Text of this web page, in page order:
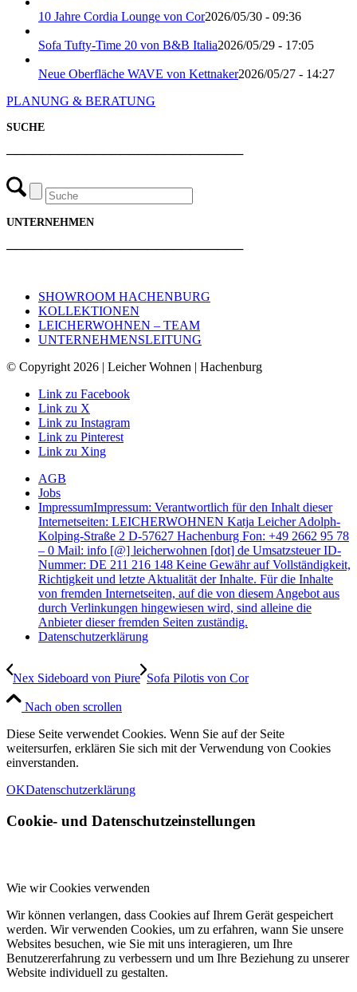
10 Jahre Cordia Lounge von Cor2026/05/30 - 09:36
Sofa Tufty-Time 20 von B&B Italia2026/05/29 - 17:05
Neue Oberfläche WAVE von Kettnaker2026/05/27 - 14:27
PLANUNG & BERATUNG
SUCHE
───────────────────────────
UNTERNEHMEN
───────────────────────────
SHOWROOM HACHENBURG
KOLLEKTIONEN
LEICHERWOHNEN – TEAM
UNTERNEHMENSLEITUNG
© Copyright 2026 | Leicher Wohnen | Hachenburg
Link zu Facebook
Link zu X
Link zu Instagram
Link zu Pinterest
Link zu Xing
AGB
Jobs
ImpressumImpressum: Verantwortlich für den Inhalt dieser
Internetseiten: LEICHERWOHNEN Katja Leicher Adolph-
Kolping-Straße 2 D-57627 Hachenburg Fon: +49 2662 95 78
– 0 Mail: info [@] leicherwohnen [dot] de Umsatzsteuer ID-
Nummer: DE 211 216 148 Keine Gewähr auf Vollständigkeit,
Richtigkeit und letzte Aktualität der Inhalte. Für die Inhalte
von fremden Internetseiten, auf die von diesem Angebot aus
durch Verlinkungen hingewiesen wird, sind alleine die
Anbieter dieser fremden Seiten zuständig.
Datenschutzerklärung
Nex Sideboard von Piure Sofa Pilotis von Cor
Nach oben scrollen
Diese Seite verwendet Cookies. Wenn Sie auf der Seite
weitersurfen, erklären Sie sich mit der Verwendung von Cookies
einverstanden.
OKDatenschutzerklärung
Cookie- und Datenschutzeinstellungen
Wie wir Cookies verwenden
Wir können verlangen, dass Cookies auf Ihrem Gerät gespeichert
werden. Wir verwenden Cookies, um zu erfahren, wann Sie unsere
Websites besuchen, wie Sie mit uns interagieren, um Ihre
Benutzererfahrung zu verbessern und um Ihre Beziehung zu unserer
Website individuell zu gestalten.